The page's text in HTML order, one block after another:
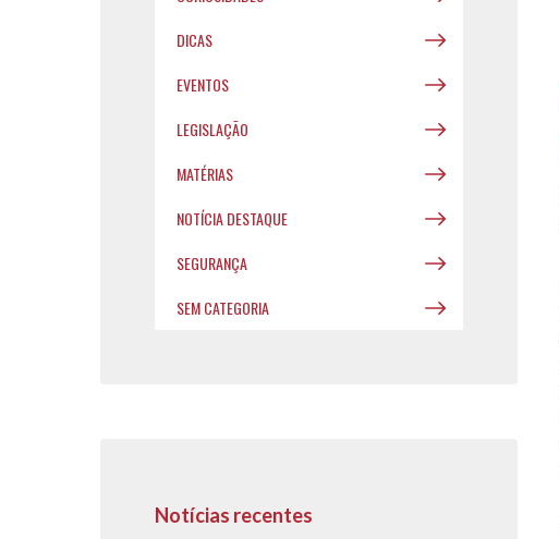
DICAS
EVENTOS
LEGISLAÇÃO
MATÉRIAS
NOTÍCIA DESTAQUE
SEGURANÇA
SEM CATEGORIA
Notícias recentes